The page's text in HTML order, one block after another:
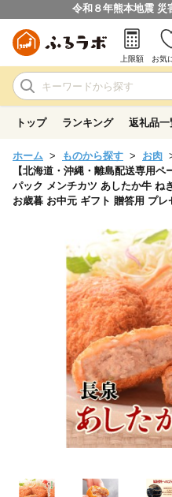
令和８年熊本地震 災
上限額 お気
トップ ランキング 返礼品一
ホーム ものから探す お肉
【北海道・沖縄・離島配送専用
パック メンチカツ あしたか牛 ね
お歳暮 お中元 ギフト 贈答用 プ